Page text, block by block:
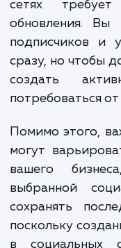
000 рублей в
Мы предлагаем
предоставить
Независимо от
можем помочь вам в
сообщества в
ЗАКАЗАТЬ